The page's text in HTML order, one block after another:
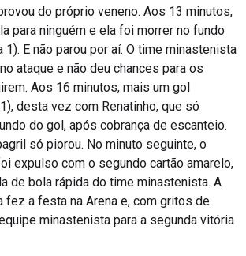
do próprio veneno. Aos 13 minutos,
para ninguém e ela foi morrer no fundo
E não parou por aí. O time minastenista
ataque e não deu chances para os
Aos 16 minutos, mais um gol
desta vez com Renatinho, que só
do gol, após cobrança de escanteio.
só piorou. No minuto seguinte, o
expulso com o segundo cartão amarelo,
de bola rápida do time minastenista. A
fez a festa na Arena e, com gritos de
minastenista para a segunda vitória